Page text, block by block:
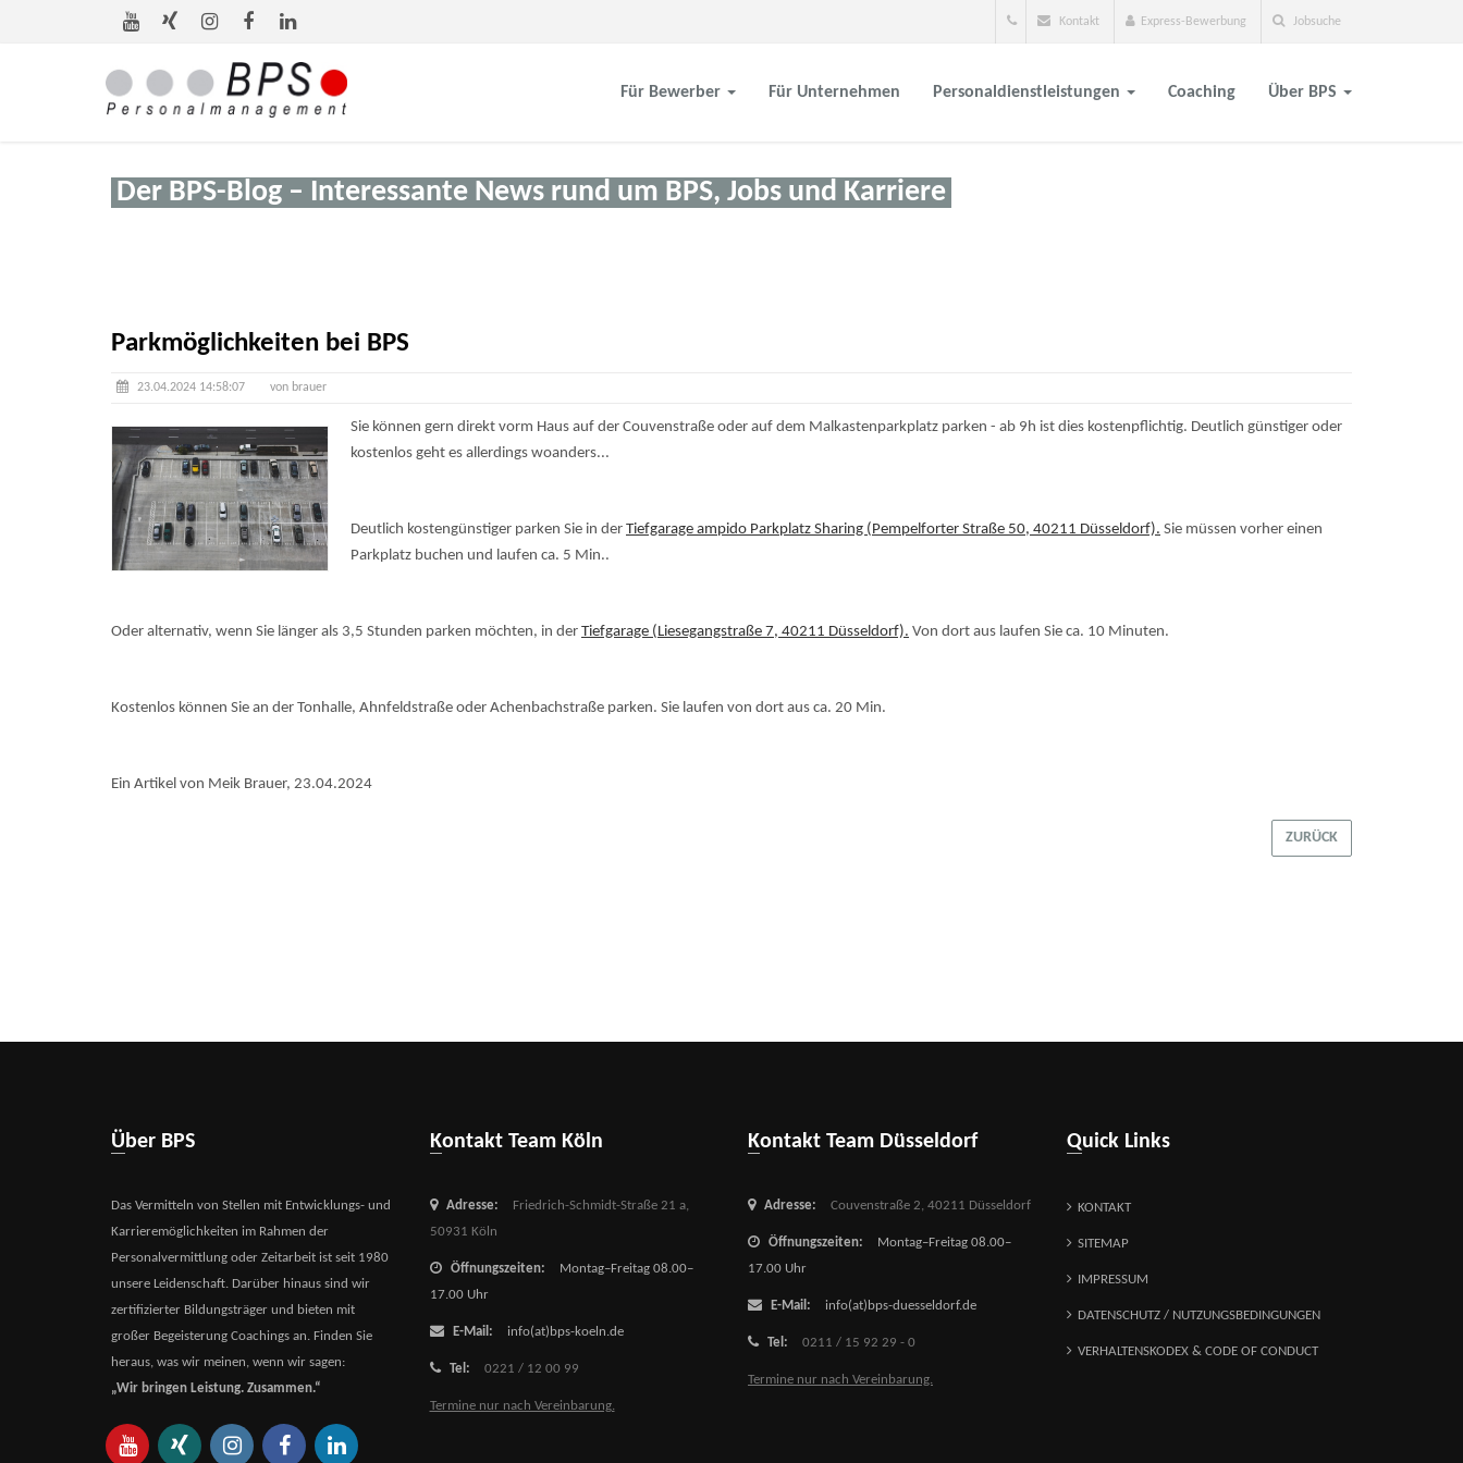
Kontakt Express-Bewerbung Jobsuche
Für Bewerber Für Unternehmen Personaldienstleistungen Coaching Über BPS
Der BPS-Blog – Interessante News rund um BPS, Jobs und Karriere
Parkmöglichkeiten bei BPS
23.04.2024 14:58:07 von brauer
Sie können gern direkt vorm Haus auf der Couvenstraße oder auf dem Malkastenparkplatz parken - ab 9h ist dies kostenpflichtig. Deutlich günstiger oder
kostenlos geht es allerdings woanders...
Deutlich kostengünstiger parken Sie in der Tiefgarage ampido Parkplatz Sharing (Pempelforter Straße 50, 40211 Düsseldorf). Sie müssen vorher einen
Parkplatz buchen und laufen ca. 5 Min..
Oder alternativ, wenn Sie länger als 3,5 Stunden parken möchten, in der Tiefgarage (Liesegangstraße 7, 40211 Düsseldorf). Von dort aus laufen Sie ca. 10 Minuten.
Kostenlos können Sie an der Tonhalle, Ahnfeldstraße oder Achenbachstraße parken. Sie laufen von dort aus ca. 20 Min.
Ein Artikel von Meik Brauer, 23.04.2024
ZURÜCK
Über BPS
Das Vermitteln von Stellen mit Entwicklungs- und
Karrieremöglichkeiten im Rahmen der
Personalvermittlung oder Zeitarbeit ist seit 1980
unsere Leidenschaft. Darüber hinaus sind wir
zertifizierter Bildungsträger und bieten mit
großer Begeisterung Coachings an. Finden Sie
heraus, was wir meinen, wenn wir sagen:
„Wir bringen Leistung. Zusammen.“
Kontakt Team Köln
Adresse:
Friedrich-Schmidt-Straße 21 a,
50931 Köln
Öffnungszeiten:
Montag–Freitag 08.00–
17.00 Uhr
E-Mail: info(at)bps-koeln.de
Tel: 0221 / 12 00 99
Termine nur nach Vereinbarung.
Kontakt Team Düsseldorf
Adresse: Couvenstraße 2, 40211 Düsseldorf
Öffnungszeiten:
Montag–Freitag 08.00–
17.00 Uhr
E-Mail: info(at)bps-duesseldorf.de
Tel: 0211 / 15 92 29 - 0
Termine nur nach Vereinbarung.
Quick Links
KONTAKT
SITEMAP
IMPRESSUM
DATENSCHUTZ / NUTZUNGSBEDINGUNGEN
VERHALTENSKODEX & CODE OF CONDUCT